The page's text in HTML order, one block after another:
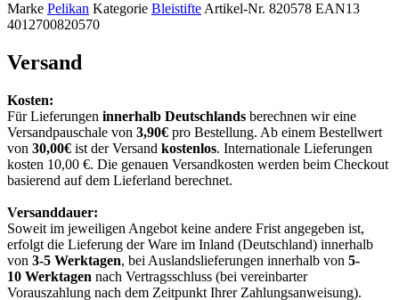
Marke Pelikan Kategorie Bleistifte Artikel-Nr. 820578 EAN13
4012700820570
Versand
Kosten:
Für Lieferungen innerhalb Deutschlands berechnen wir eine
Versandpauschale von 3,90€ pro Bestellung. Ab einem Bestellwert
von 30,00€ ist der Versand kostenlos. Internationale Lieferungen
kosten 10,00 €. Die genauen Versandkosten werden beim Checkout
basierend auf dem Lieferland berechnet.
Versanddauer:
Soweit im jeweiligen Angebot keine andere Frist angegeben ist,
erfolgt die Lieferung der Ware im Inland (Deutschland) innerhalb
von 3-5 Werktagen, bei Auslandslieferungen innerhalb von 5-
10 Werktagen nach Vertragsschluss (bei vereinbarter
Vorauszahlung nach dem Zeitpunkt Ihrer Zahlungsanweisung).